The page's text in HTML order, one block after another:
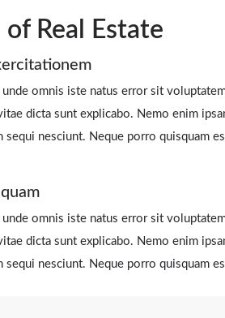
of Real Estate
omnis iste natus error sit
dicta sunt explicabo. Nemo enim
sequi nesciunt. Neque porro quisquam
omnis iste natus error sit
dicta sunt explicabo. Nemo enim
sequi nesciunt. Neque porro quisquam